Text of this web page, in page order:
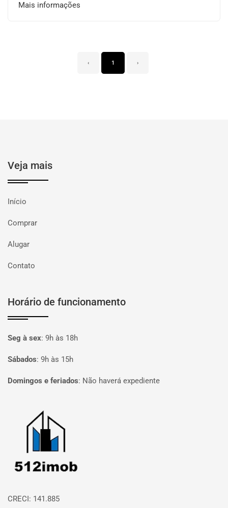
Mais informações
‹ 1 ›
Veja mais
Início
Comprar
Alugar
Contato
Horário de funcionamento
Seg à sex: 9h às 18h
Sábados: 9h às 15h
Domingos e feriados: Não haverá expediente
Página inicial
CRECI: 141.885